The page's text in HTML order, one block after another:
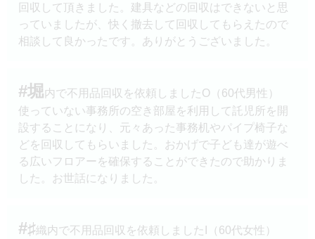
回収して頂きました。建具などの回収はできないと思
っていましたが、快く撤去して回収してもらえたので
相談して良かったです。ありがとうございました。
#堀内で不用品回収を依頼しましたO（60代男性）
使っていない事務所の空き部屋を利用して託児所を開
設することになり、元々あった事務机やパイプ椅子な
どを回収してもらいました。おかげで子ども達が遊べ
る広いフロアーを確保することができたので助かりま
した。お世話になりました。
#♯織内で不用品回収を依頼しましたI（60代女性）